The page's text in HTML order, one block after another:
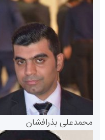
پایگاه خبری گفتمان یزد
سازمان بورس و اوراق بهادار
مرجع اخبار موثق در بازارسرمایه
محمدعلی بذرافشان